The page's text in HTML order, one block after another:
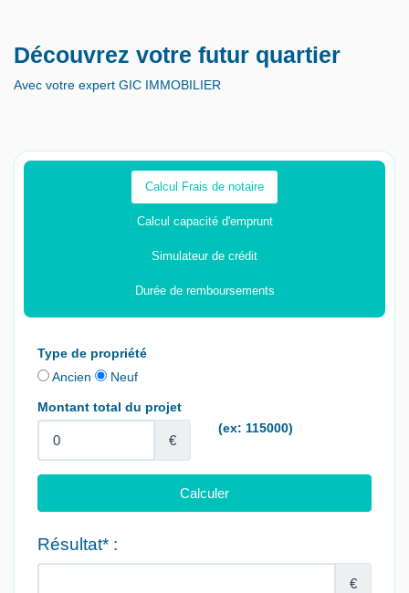
Découvrez votre futur quartier
Avec votre expert GIC IMMOBILIER
Calcul Frais de notaire
Calcul capacité d'emprunt
Simulateur de crédit
Durée de remboursements